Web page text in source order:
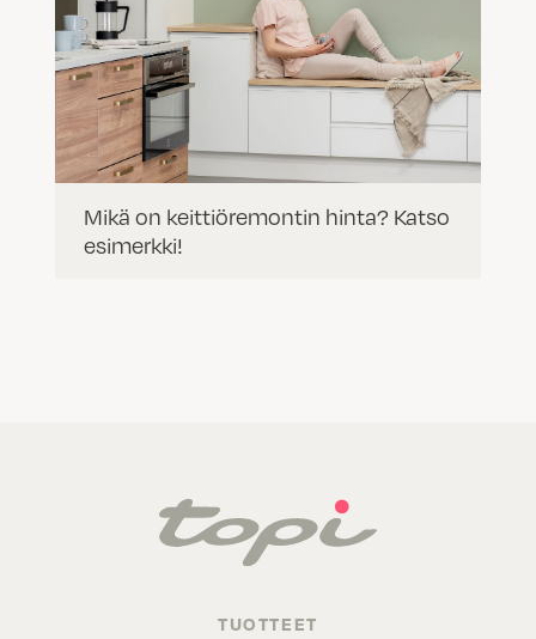
Mikä on keittiöremontin hinta? Katso
esimerkki!
TUOTTEET